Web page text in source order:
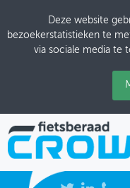
Deze website
bezoekerstatistieken te
via sociale media te